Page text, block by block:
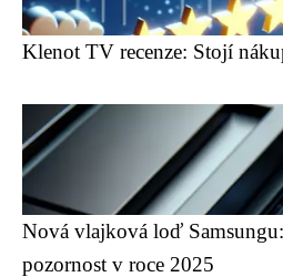
Klenot TV recenze: Stojí
Nová vlajková loď
pozornost v roce 2025